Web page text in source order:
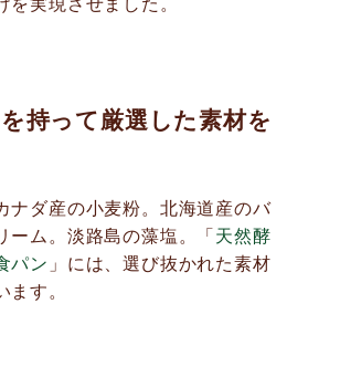
持って厳選した素材を
ナダ産の小麦粉。北海道産のバ
ーム。淡路島の藻塩。「天然酵
パン 」には、選び抜かれた素材
す。